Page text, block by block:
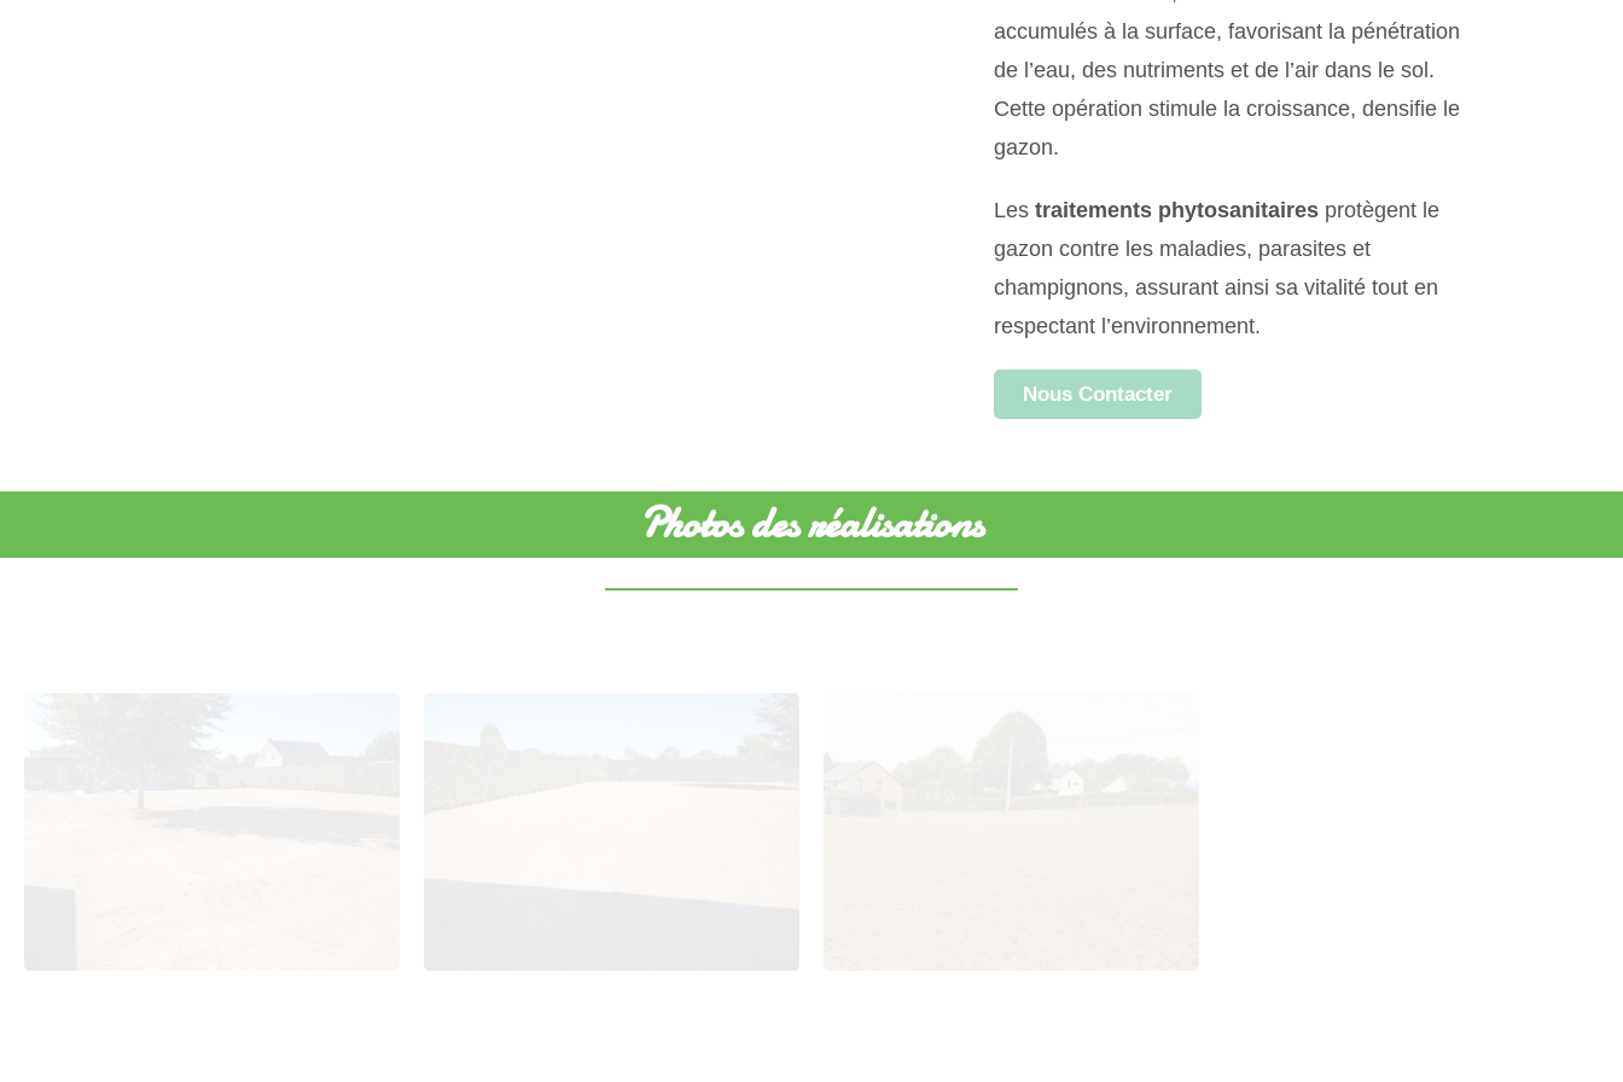
accumulés à la surface, favorisant la pénétration
de l’eau, des nutriments et de l’air dans le sol.
Cette opération stimule la croissance, densifie le
gazon.
Les traitements phytosanitairesprotègent le
gazon contre les maladies, parasites et
champignons, assurant ainsi sa vitalité tout en
respectant l’environnement.
Nous Contacter
Photos des réalisations